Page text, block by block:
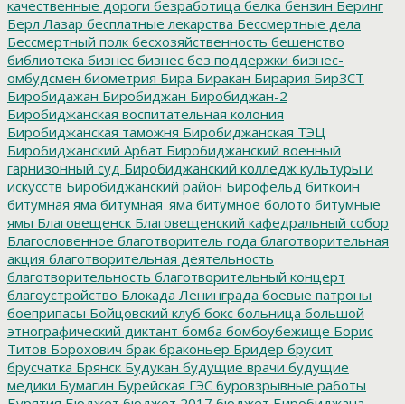
качественные дороги безработица белка бензин Беринг
Берл Лазар бесплатные лекарства Бессмертные дела
Бессмертный полк бесхозяйственность бешенство
библиотека бизнес бизнес без поддержки бизнес-
омбудсмен биометрия Бира Биракан Бирария БирЗСТ
Биробидажан Биробиджан Биробиджан-2
Биробиджанская воспитательная колония
Биробиджанская таможня Биробиджанская ТЭЦ
Биробиджанский Арбат Биробиджанский военный
гарнизонный суд Биробиджанский колледж культуры и
искусств Биробиджанский район Бирофельд биткоин
битумная яма битумная_яма битумное болото битумные
ямы Благовещенск Благовещенский кафедральный собор
Благословенное благотворитель года благотворительная
акция благотворительная деятельность
благотворительность благотворительный концерт
благоустройство Блокада Ленинграда боевые патроны
боеприпасы Бойцовский клуб бокс больница большой
этнографический диктант бомба бомбоубежище Борис
Титов Борохович брак браконьер Бридер брусит
брусчатка Брянск Будукан будущие врачи будущие
медики Бумагин Бурейская ГЭС буровзрывные работы